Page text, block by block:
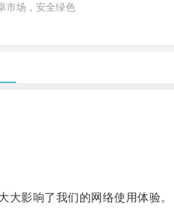
市场，安全绿色
影响了我们的网络使用体验。